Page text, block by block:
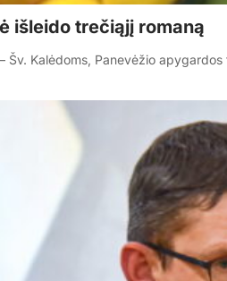
išleido trečiąjį romaną
Šv. Kalėdoms, Panevėžio